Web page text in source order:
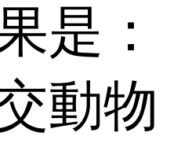
是：
動物